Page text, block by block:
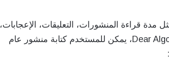
قراءة المنشورات، التعليقات، الإعجابات،
والمشاركات لفهم اهتمامات المستخدم. لكن مع Dear Algo، يمكن للمستخدم كتابة منشور عام